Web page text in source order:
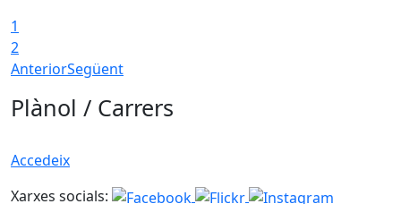
1
2
AnteriorSegüent
Plànol / Carrers
Accedeix
Xarxes socials: